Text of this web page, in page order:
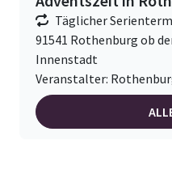
Täglicher
91541 Rothenburg ob
Innenstadt
Veranstalter: